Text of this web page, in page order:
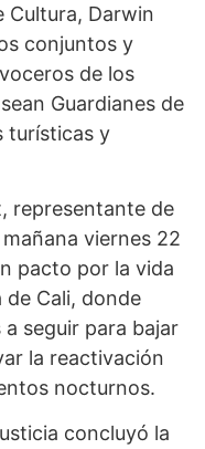
Cultura, Darwin
conjuntos y
de los
Guardianes de
turísticas y
representante de
viernes 22
pacto por la vida
de Cali, donde
seguir para bajar
la reactivación
nocturnos.
concluyó la